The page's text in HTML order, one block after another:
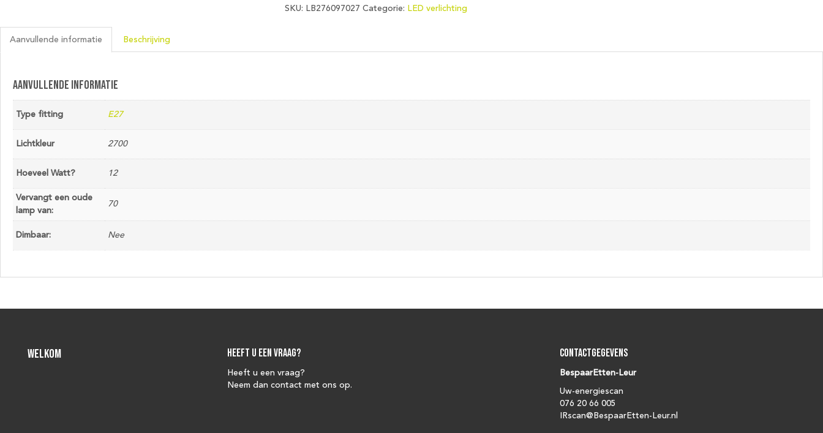
Non-
SKU: LB276097027 Categorie: LED verlichting
Aanvullende informatie Beschrijving
Aanvullende informatie
Type fitting E27
Lichtkleur 2700
Hoeveel Watt? 12
Vervangt een oude
lamp van:
70
Dimbaar: Nee
Welkom Heeft u een vraag?
Heeft u een vraag?
Neem dan contact met ons op.
Contactgegevens
BespaarEtten-Leur
Uw-energiescan
076 20 66 005
IRscan@BespaarEtten-Leur.nl